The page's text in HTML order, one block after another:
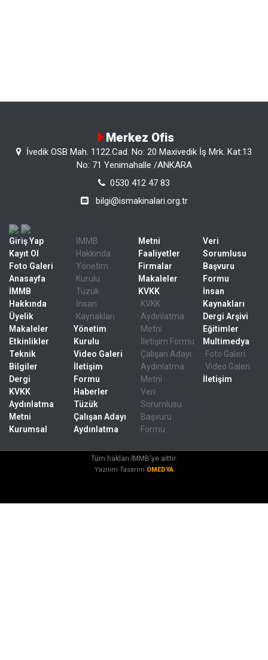
Merkez Ofis
İvedik OSB Mah. 1122.Cad. No: 20 Maxivedik İş Mrk. Kat:13
No: 71 Yenimahalle /ANKARA
0530 412 47 83
bilgi@ismakinalari.org.tr
Giriş Yap
Kayıt Ol
Foto Galeri
Anasayfa
İMMB
Hakkında
Üyelik
Makaleler
Etkinlikler
Teknik
Bilgiler
Dergi
KVKK
Aydınlatma
Metni
Kurumsal
İMMB
Hakkında
Yönetim
Kurulu
Tüzük
İnsan
Kaynakları
Yönetim
Kurulu
Video Galeri
İletişim
Formu
Haberler
Tüzük
Çalışan Adayı
Aydınlatma
Metni
Faaliyetler
Firmalar
Makaleler
KVKK
KVKK
Aydınlatma
Metni
İletişim Formu
Çalışan Adayı
Aydınlatma
Metni
Veri
Sorumlusu
Başvuru
Formu
Veri
Sorumlusu
Başvuru
Formu
İnsan
Kaynakları
Dergi Arşivi
Eğitimler
Multimedya
Foto Galeri
Video Galeri
İletişim
Tüm hakları İMMB'ye aittir.
Yazılım Tasarım OMEDYA